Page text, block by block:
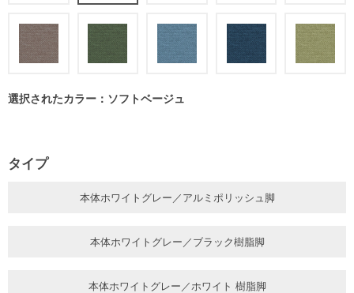
選択されたカラー：ソフトベージュ
タイプ
本体ホワイトグレー／アルミポリッシュ脚
本体ホワイトグレー／ブラック樹脂脚
本体ホワイトグレー／ホワイト 樹脂脚